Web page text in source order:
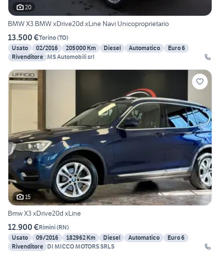
20
BMW X3 BMW xDrive20d xLine Navi Unicoproprietario
13.500 €Torino(TO)
Usato
02/2016 205000 Km Diesel Automatico
Euro 6
Rivenditore MS Automobili srl
15
Bmw X3 xDrive20d xLine
12.900 €Rimini(RN)
Usato
09/2016 182962 Km Diesel Automatico
Euro 6
Rivenditore DI MICCO MOTORS SRLS